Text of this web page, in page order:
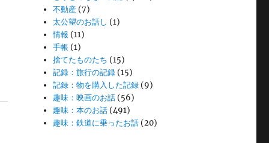
不動産 (7)
太公望のお話し (1)
情報 (11)
手帳 (1)
捨てたものたち (15)
記録：旅行の記録 (15)
記録：物を購入した記録 (9)
趣味：映画のお話 (56)
趣味：本のお話 (491)
趣味：鉄道に乗ったお話 (20)